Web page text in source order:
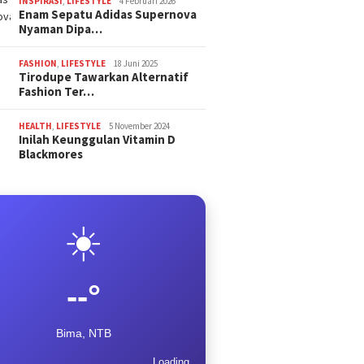
Enam Sepatu Adidas Supernova
Nyaman Dipa…
FASHION, LIFESTYLE 18 Juni 2025
Tirodupe Tawarkan Alternatif
Fashion Ter…
HEALTH, LIFESTYLE 5 November 2024
Inilah Keunggulan Vitamin D
Blackmores
☀️
--°
Bima, NTB